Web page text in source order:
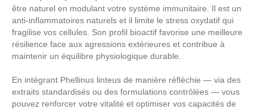
être naturel en modulant votre système immunitaire. Il est un
anti-inflammatoires naturels et il limite le stress oxydatif qui
fragilise vos cellules. Son profil bioactif favorise une meilleure
résilience face aux agressions extérieures et contribue à
maintenir un équilibre physiologique durable.
En intégrant Phellinus linteus de manière réfléchie — via des
extraits standardisés ou des formulations contrôlées — vous
pouvez renforcer votre vitalité et optimiser vos capacités de